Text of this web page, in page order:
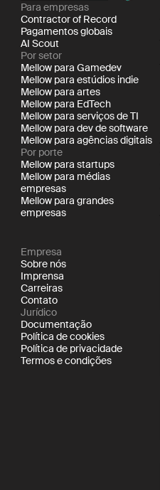
Para empresas
Contractor of Record
Pagamentos globais
AI Scout
Por setor
Mellow para Gamedev
Mellow para estúdios indie
Mellow para artes
Mellow para EdTech
Mellow para serviços de TI
Mellow para dev de software
Mellow para agências digitais
Por porte
Mellow para startups
Mellow para médias
empresas
Mellow para grandes
empresas
Empresa
Sobre nós
Imprensa
Carreiras
Contato
Jurídico
Documentação
Política de cookies
Política de privacidade
Termos e condições